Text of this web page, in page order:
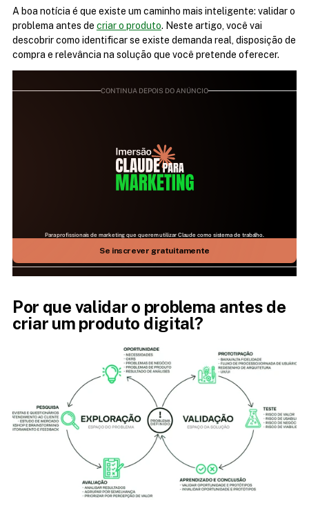
A boa notícia é que existe um caminho mais inteligente: validar o
problema antes de criar o produto. Neste artigo, você vai
descobrir como identificar se existe demanda real, disposição de
compra e relevância na solução que você pretende oferecer.
CONTINUA DEPOIS DO ANÚNCIO
25 DE JULHO | 09H ÀS 17H | AO VIVO NO ZOOM
Aprenda como fazer a IA mais relevante do mundo
trabalhar para você
Para profissionais de marketing que querem utilizar Claude como sistema de trabalho.
Se inscrever gratuitamente
Por que validar o problema antes de
criar um produto digital?